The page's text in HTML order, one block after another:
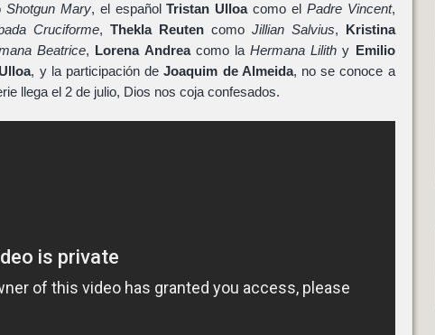
Shotgun Mary, el españolTristan Ulloacomo el Padre Vincent,
Cruciforme, Thekla Reutencomo Jillian Salvius, Kristina
Beatrice, Lorena Andreacomo laHermana Lilith y Emilio
Ulloa, y la participación deJoaquim de Almeida, no se conoce a
llega el 2 de julio, Dios nos coja confesados.